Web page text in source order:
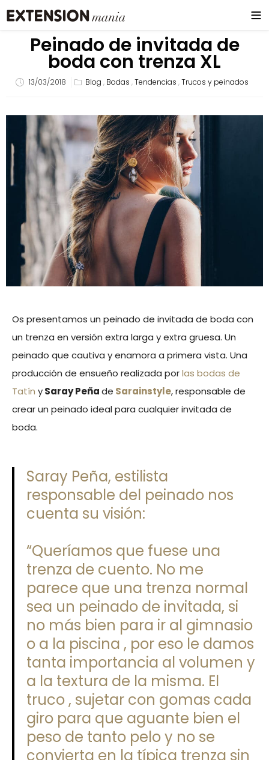
Peinado de invitada de
boda con trenza XL
13/03/2018 Blog , Bodas ,Tendencias ,Trucos y peinados
Os presentamos un peinado de invitada de boda con
un trenza en versión extra larga y extra gruesa. Un
peinado que cautiva y enamora a primera vista. Una
producción de ensueño realizada porlas bodas de
Tatín ySaray Peñade Sarainstyle, responsable de
crear un peinado ideal para cualquier invitada de
boda.
Saray Peña, estilista
responsable del peinado nos
cuenta su visión:
“Queríamos que fuese una
trenza de cuento. No me
parece que una trenza normal
sea un peinado de invitada, si
no más bien para ir al gimnasio
o a la piscina , por eso le damos
tanta importancia al volumen y
a la textura de la misma. El
truco , sujetar con gomas cada
giro para que aguante bien el
peso de tanto pelo y no se
convierta en la típica trenza sin